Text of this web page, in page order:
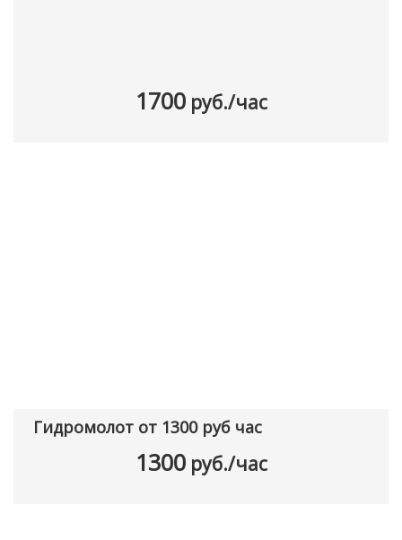
1700руб./час
Гидромолот от 1300 руб час
1300руб./час